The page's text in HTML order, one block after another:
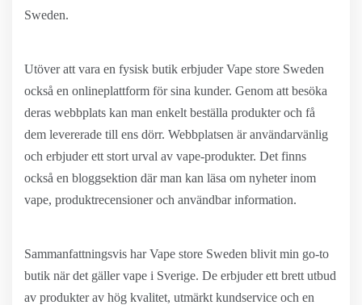
Sweden.
Utöver att vara en fysisk butik erbjuder Vape store Sweden
också en onlineplattform för sina kunder. Genom att besöka
deras webbplats kan man enkelt beställa produkter och få
dem levererade till ens dörr. Webbplatsen är användarvänlig
och erbjuder ett stort urval av vape-produkter. Det finns
också en bloggsektion där man kan läsa om nyheter inom
vape, produktrecensioner och användbar information.
Sammanfattningsvis har Vape store Sweden blivit min go-to
butik när det gäller vape i Sverige. De erbjuder ett brett utbud
av produkter av hög kvalitet, utmärkt kundservice och en